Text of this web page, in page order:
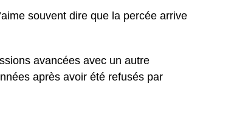
souvent dire que la percée arrive
avancées avec un autre
après avoir été refusés par